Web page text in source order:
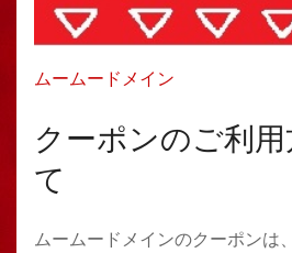
ムームードメイン
クーポンのご利
て
ムームードメインのクーポンは